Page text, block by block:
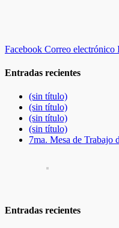
Facebook Correo electrónico
Entradas recientes
(sin título)
(sin título)
(sin título)
(sin título)
7ma. Mesa de Trabajo
Entradas recientes